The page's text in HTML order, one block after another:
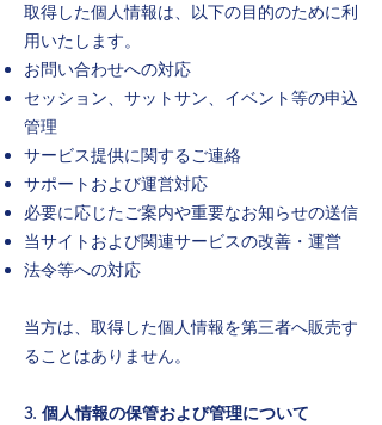
取得した個人情報は、以下の目的のために利
用いたします。
お問い合わせへの対応
セッション、サットサン、イベント等の申込
管理
サービス提供に関するご連絡
サポートおよび運営対応
必要に応じたご案内や重要なお知らせの送信
当サイトおよび関連サービスの改善・運営
法令等への対応
当方は、取得した個人情報を第三者へ販売す
ることはありません。
3. 個人情報の保管および管理について